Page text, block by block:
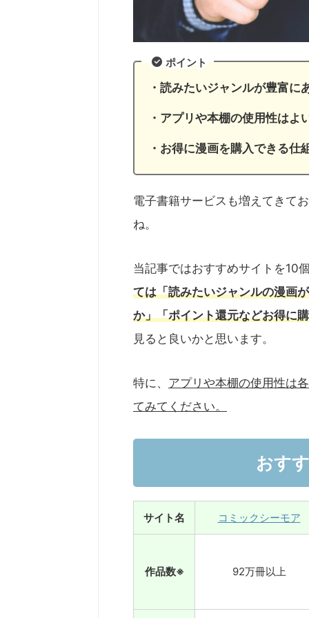
ポイント
・読みたいジャンルが豊富に
・アプリや本棚の使用性はよ
・お得に漫画を購入できる
電子書籍サービスも増えてきて
ね。
当記事ではおすすめサイトを10
ては「読みたいジャンルの漫画
か」「ポイント還元などお得に
見ると良いかと思います。
特に、 アプリや本棚の使用性は
てみてください。
おす
サイト名 コミックシーモア
作品数※ 92万冊以上